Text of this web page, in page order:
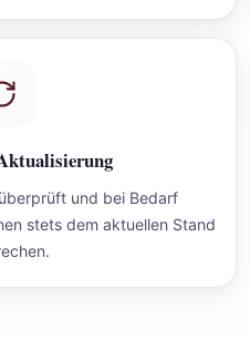
und bei Bedarf
stets dem aktuellen Stand